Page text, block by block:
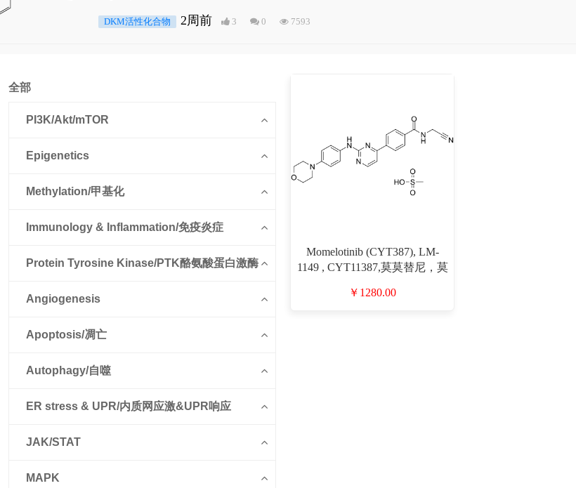
DKM活性化合物 2周前 3 0 7593
全部
PI3K/Akt/mTOR
Epigenetics
Methylation/甲基化
Immunology & Inflammation/免疫炎症
Protein Tyrosine Kinase/PTK酪氨酸蛋白激酶
Angiogenesis
Apoptosis/凋亡
Autophagy/自噬
ER stress & UPR/内质网应激&UPR响应
JAK/STAT
MAPK
Momelotinib (CYT387), LM-
1149 , CYT11387,莫莫替尼，莫
录号D802219）
￥1280.00